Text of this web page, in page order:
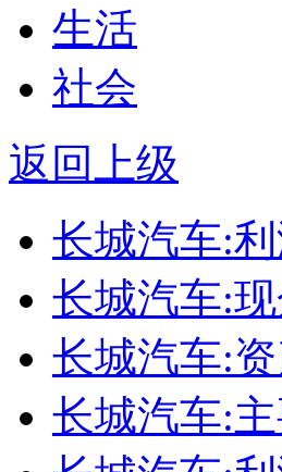
生活
社会
返回上级
长城汽车:
长城汽车:
长城汽车:
长城汽车: